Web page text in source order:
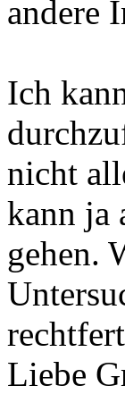
andere
Ich
nicht
kann ja
gehen.
Liebe